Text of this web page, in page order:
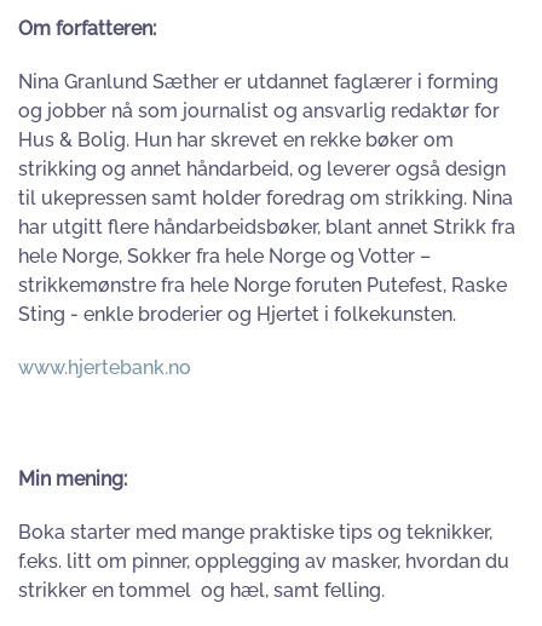
Om forfatteren:
Nina Granlund Sæther er utdannet faglærer i forming
og jobber nå som journalist og ansvarlig redaktør for
Hus & Bolig. Hun har skrevet en rekke bøker om
strikking og annet håndarbeid, og leverer også design
til ukepressen samt holder foredrag om strikking. Nina
har utgitt flere håndarbeidsbøker, blant annet Strikk fra
hele Norge, Sokker fra hele Norge og Votter –
strikkemønstre fra hele Norge foruten Putefest, Raske
Sting - enkle broderier og Hjertet i folkekunsten.
www.hjertebank.no
Min mening:
Boka starter med mange praktiske tips og teknikker,
f.eks. litt om pinner, opplegging av masker, hvordan du
strikker en tommel og hæl, samt felling.